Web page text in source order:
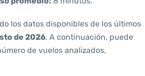
los datos disponibles de los últimos
de 2026. A continuación, puede
de vuelos analizados,